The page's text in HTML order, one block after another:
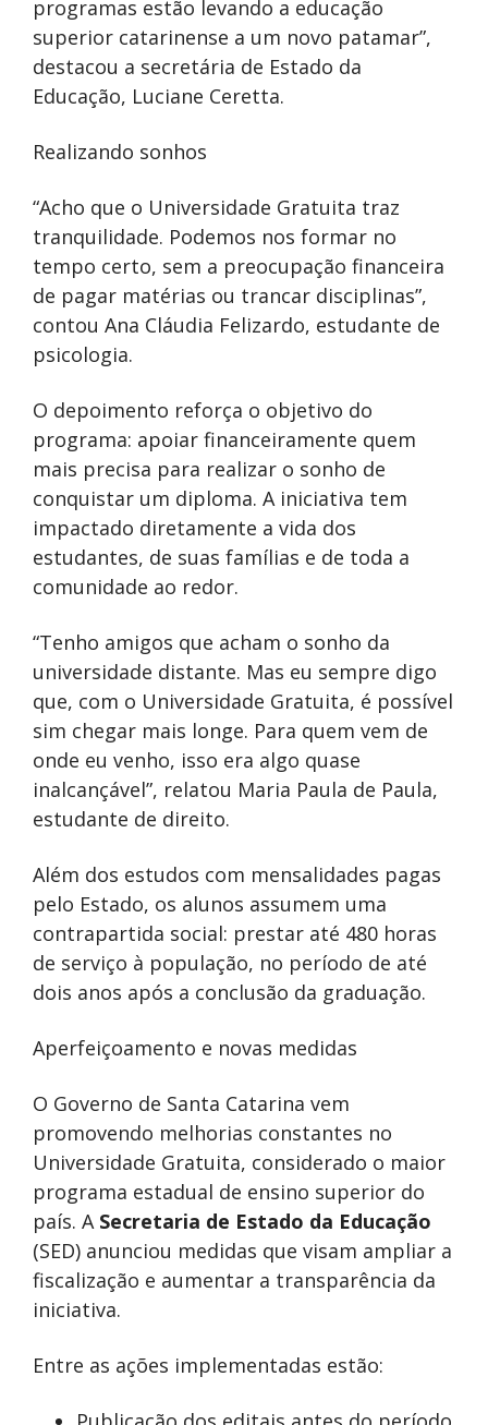
programas estão levando a educação
superior catarinense a um novo patamar”,
destacou a secretária de Estado da
Educação, Luciane Ceretta.
Realizando sonhos
“Acho que o Universidade Gratuita traz
tranquilidade. Podemos nos formar no
tempo certo, sem a preocupação financeira
de pagar matérias ou trancar disciplinas”,
contou Ana Cláudia Felizardo, estudante de
psicologia.
O depoimento reforça o objetivo do
programa: apoiar financeiramente quem
mais precisa para realizar o sonho de
conquistar um diploma. A iniciativa tem
impactado diretamente a vida dos
estudantes, de suas famílias e de toda a
comunidade ao redor.
“Tenho amigos que acham o sonho da
universidade distante. Mas eu sempre digo
que, com o Universidade Gratuita, é possível
sim chegar mais longe. Para quem vem de
onde eu venho, isso era algo quase
inalcançável”, relatou Maria Paula de Paula,
estudante de direito.
Além dos estudos com mensalidades pagas
pelo Estado, os alunos assumem uma
contrapartida social: prestar até 480 horas
de serviço à população, no período de até
dois anos após a conclusão da graduação.
Aperfeiçoamento e novas medidas
O Governo de Santa Catarina vem
promovendo melhorias constantes no
Universidade Gratuita, considerado o maior
programa estadual de ensino superior do
país. A Secretaria de Estado da Educação
(SED) anunciou medidas que visam ampliar a
fiscalização e aumentar a transparência da
iniciativa.
Entre as ações implementadas estão: